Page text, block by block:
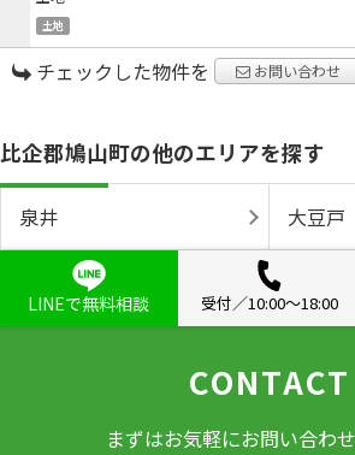
土地
チェックした物件を お問い合わせ
比企郡鳩山町の他のエリアを探す
泉井 大豆戸
LINEで無料相談 受付／10:00〜18:00
CONTACT
まずはお気軽にお問い合わ